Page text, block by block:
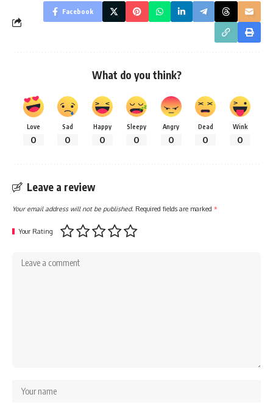
Facebook
What do you think?
Love
0
Sad
0
Happy
0
Sleepy
0
Angry
0
Dead
0
Wink
0
Leave a review
Your email address will not be published. Required fields are marked *
Your Rating